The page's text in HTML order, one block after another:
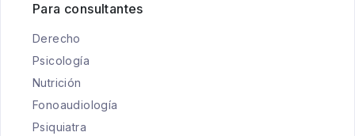
Para consultantes
Derecho
Psicología
Nutrición
Fonoaudiología
Psiquiatra